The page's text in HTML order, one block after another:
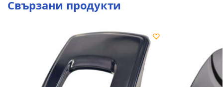
Свързани продукти